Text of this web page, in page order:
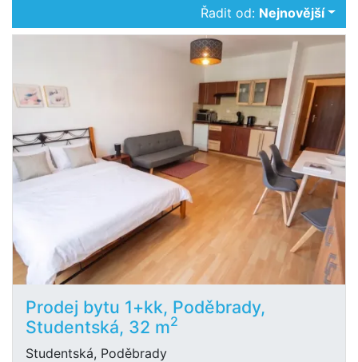
Řadit od: Nejnovější
Prodej bytu 1+kk, Poděbrady,
Studentská, 32 m2
Studentská, Poděbrady